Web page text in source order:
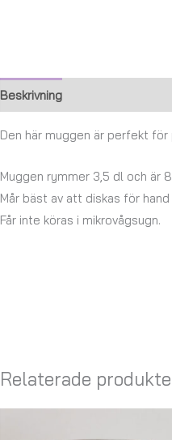
Beskrivning
Den här muggen är perfekt
Muggen rymmer 3,5 dl och är
Mår bäst av att diskas för
Får inte köras i mikrovågsugn.
Relaterade